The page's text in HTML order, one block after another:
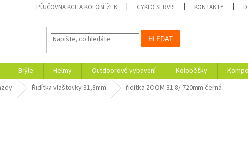
PŮJČOVNA KOL A KOLOBĚŽEK CYKLO SERVIS KONTAKTY
HLEDAT
Brýle Helmy Outdoorové vybavení Koloběžky
Řidítka vlaštovky 31,8mm řidítka ZOOM 31,8/ 720mm černá